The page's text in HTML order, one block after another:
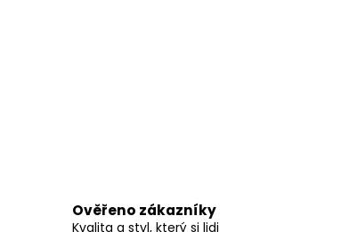
Ověřeno zákazníky
Kvalita a styl, který si lidi